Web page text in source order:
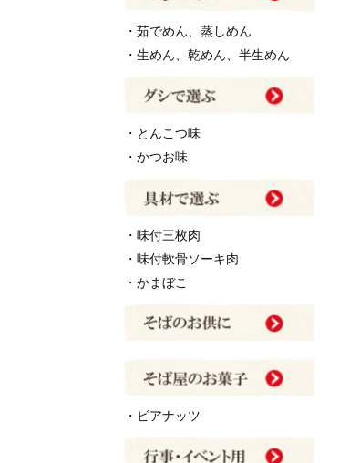
・茹でめん、蒸しめん
・生めん、乾めん、半生めん
・とんこつ味
・かつお味
・味付三枚肉
・味付軟骨ソーキ肉
・かまぼこ
・ビアナッツ